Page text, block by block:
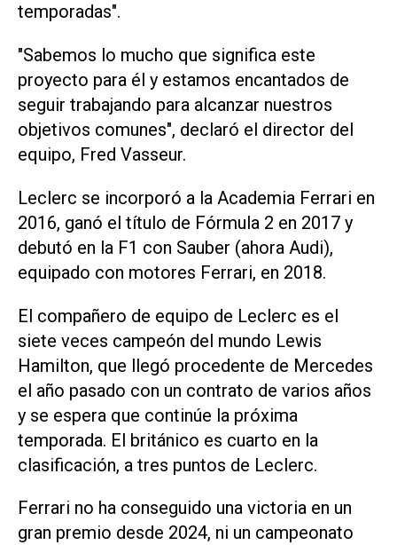
temporadas".
"Sabemos ​lo mucho ‌que significa este
proyecto para él y estamos encantados de
seguir trabajando para alcanzar nuestros
objetivos comunes", declaró el director del
equipo, Fred Vasseur.
Leclerc se incorporó a la Academia Ferrari en
2016, ganó el título ⁠de Fórmula 2 en 2017 y
debutó en la F1 con Sauber (ahora Audi),
equipado con motores Ferrari, en 2018.
El compañero de equipo de Leclerc es el
siete veces campeón del mundo Lewis
Hamilton, que llegó procedente de Mercedes
el año pasado con un contrato de varios años
y se espera que continúe la próxima
‌temporada. El británico es cuarto en la
clasificación, a tres puntos de Leclerc.
Ferrari no ha conseguido una victoria en un
gran premio desde 2024, ni un campeonato